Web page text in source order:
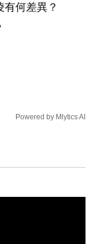
何差異？
Powered by Mlytics AI